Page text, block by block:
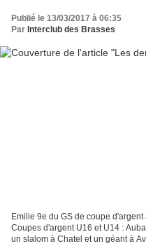
Publié le 13/03/2017 à 06:35
Par Interclub des Brasses
Emilie 9e du GS de coupe
Coupes d'argent U16 et U14 :
un slalom à Chatel et un géant à